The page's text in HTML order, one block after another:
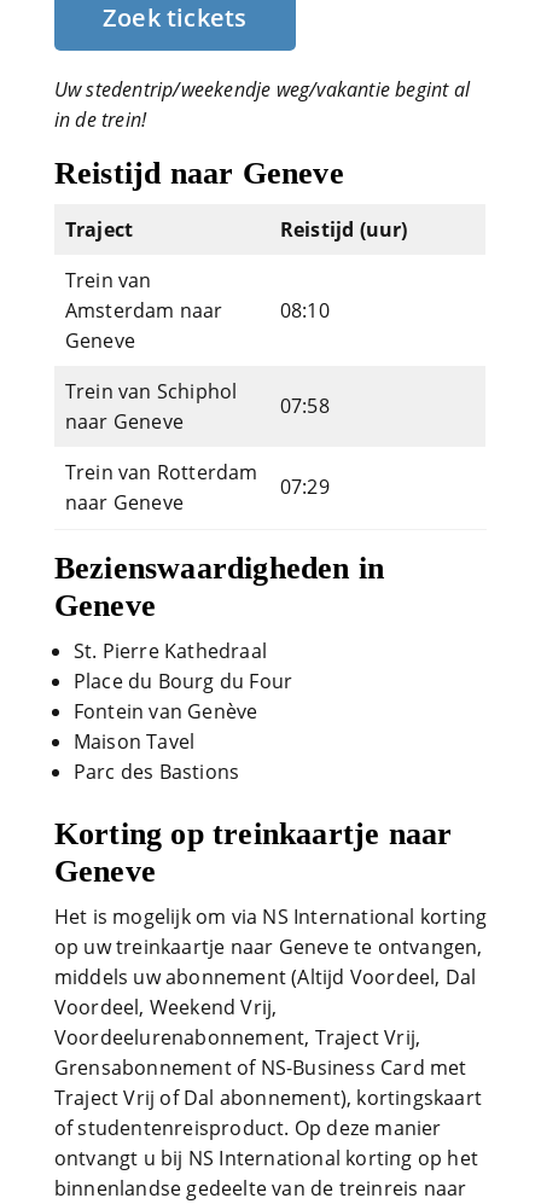
Zoek tickets
Uw stedentrip/weekendje weg/vakantie begint al
in de trein!
Reistijd naar Geneve
Traject
Reistijd (uur)
Trein van
Amsterdam naar
Geneve
08:10
Trein van Schiphol
naar Geneve
07:58
Trein van Rotterdam
naar Geneve
07:29
Bezienswaardigheden in
Geneve
St. Pierre Kathedraal
Place du Bourg du Four
Fontein van Genève
Maison Tavel
Parc des Bastions
Korting op treinkaartje naar
Geneve
Het is mogelijk om via NS International korting
op uw treinkaartje naar Geneve te ontvangen,
middels uw abonnement (Altijd Voordeel, Dal
Voordeel, Weekend Vrij,
Voordeelurenabonnement, Traject Vrij,
Grensabonnement of NS-Business Card met
Traject Vrij of Dal abonnement), kortingskaart
of studentenreisproduct. Op deze manier
ontvangt u bij NS International korting op het
binnenlandse gedeelte van de treinreis naar